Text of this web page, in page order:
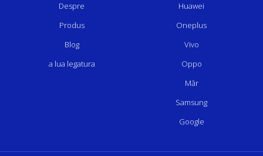
Despre
Produs
Blog
a lua legatura
Huawei
Oneplus
Vivo
Oppo
Măr
Samsung
Google